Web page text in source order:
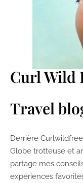
Curl Wild
Travel
Derrière
Globe trotteuse et
partage mes
expériences